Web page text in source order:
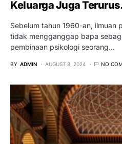
Keluarga Juga
Sebelum tahun 1960-an, ilmuan
tidak mengganggap bapa
pembinaan psikologi seorang…
BY ADMIN AUGUST 8, 2024 NO